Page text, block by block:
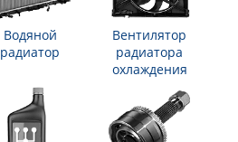
Водяной
радиатор
Вентилятор
радиатора
охлаждения